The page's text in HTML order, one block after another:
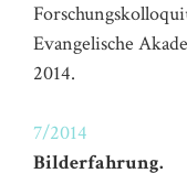
Evangelische
2014.
7/2014
Bilderfahrung.